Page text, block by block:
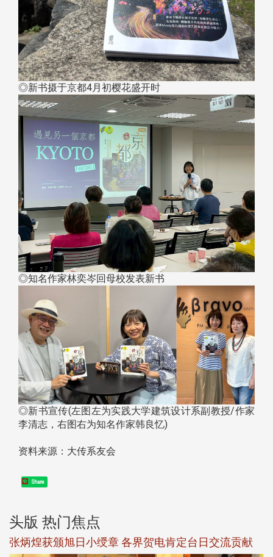
◎新书摄于京都4月初樱花盛开时
◎知名作家林奕岑回母校发表新书
◎新书宣传(左图左为实践大学建筑设计系副教授/作家
李清志，右图右为知名作家韩良忆)
资料来源：大传系友会
Share
头版 热门焦点
张炳煌获颁旭日小绶章 各界贺电肯定台日交流贡献